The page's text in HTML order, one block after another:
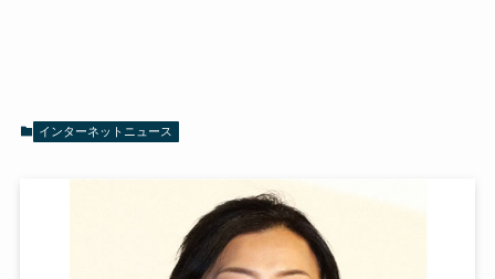
インターネットニュース